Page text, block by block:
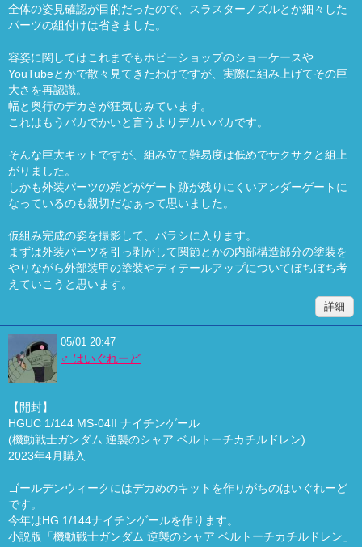
全体の姿見確認が目的だったので、スラスターノズルとか細々した
パーツの組付けは省きました。
容姿に関してはこれまでもホビーショップのショーケースや
YouTubeとかで散々見てきたわけですが、実際に組み上げてその巨
大さを再認識。
幅と奥行のデカさが狂気じみています。
これはもうバカでかいと言うよりデカいバカです。
そんな巨大キットですが、組み立て難易度は低めでサクサクと組上
がりました。
しかも外装パーツの殆どがゲート跡が残りにくいアンダーゲートに
なっているのも親切だなぁって思いました。
仮組み完成の姿を撮影して、バラシに入ります。
まずは外装パーツを引っ剥がして関節とかの内部構造部分の塗装を
やりながら外部装甲の塗装やディテールアップについてぼちぼち考
えていこうと思います。
詳細
05/01 20:47
♂ はいぐれーど
【開封】
HGUC 1/144 MS-04II ナイチンゲール
(機動戦士ガンダム 逆襲のシャア ベルトーチカチルドレン)
2023年4月購入
ゴールデンウィークにはデカめのキットを作りがちのはいぐれーど
です。
今年はHG 1/144ナイチンゲールを作ります。
小説版「機動戦士ガンダム 逆襲のシャア ベルトーチカチルドレン」